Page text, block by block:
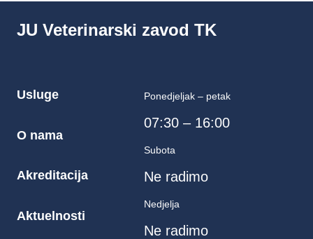
JU Veterinarski zavod TK
Usluge
O nama
Akreditacija
Aktuelnosti
Ponedjeljak – petak
07:30 – 16:00
Subota
Ne radimo
Nedjelja
Ne radimo